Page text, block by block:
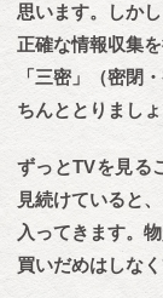
思います。しか
正確な情報収集
「三密」（密閉
ちんととりましょ
ずっとTVを見る
見続けていると
入ってきます。
買いだめはしな